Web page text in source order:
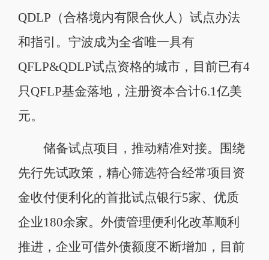
QDLP（合格境内有限合伙人）试点办法
和指引。宁波成为全省唯一具有
QFLP&QDLP试点资格的城市，目前已有4
只QFLP基金落地，注册资本合计6.1亿美
元。
储备试点项目，推动精准对接。围绕
先行先试政策，精心筛选符合经常项目资
金收付便利化的首批试点银行5家、优质
企业180余家。外债管理便利化改革顺利
推进，企业可借外债额度不断增加，目前